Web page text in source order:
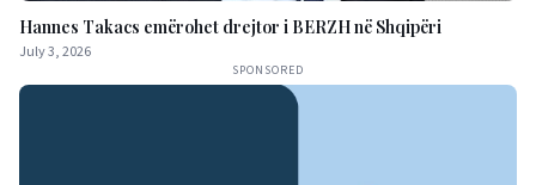
Hannes Takacs emërohet drejtor i BERZH në Shqipëri
July 3, 2026
SPONSORED